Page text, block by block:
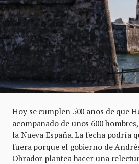
Hoy se cumplen 500 años de que
acompañado de unos 600
la Nueva España. La fecha podría
fuera porque el gobierno de
Obrador plantea hacer una